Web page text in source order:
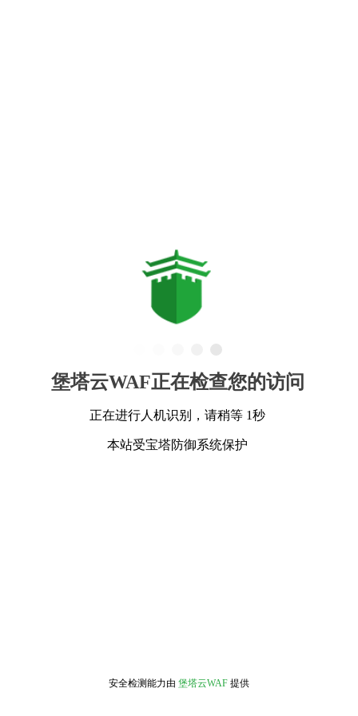
堡塔云WAF正在检查您的访问
正在进行人机识别，请稍等 1秒
本站受宝塔防御系统保护
安全检测能力由 堡塔云WAF 提供